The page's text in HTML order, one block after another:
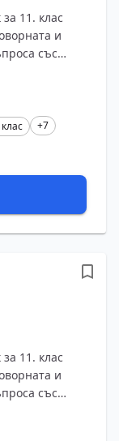
11. клас
и
със
+7
11. клас
и
със